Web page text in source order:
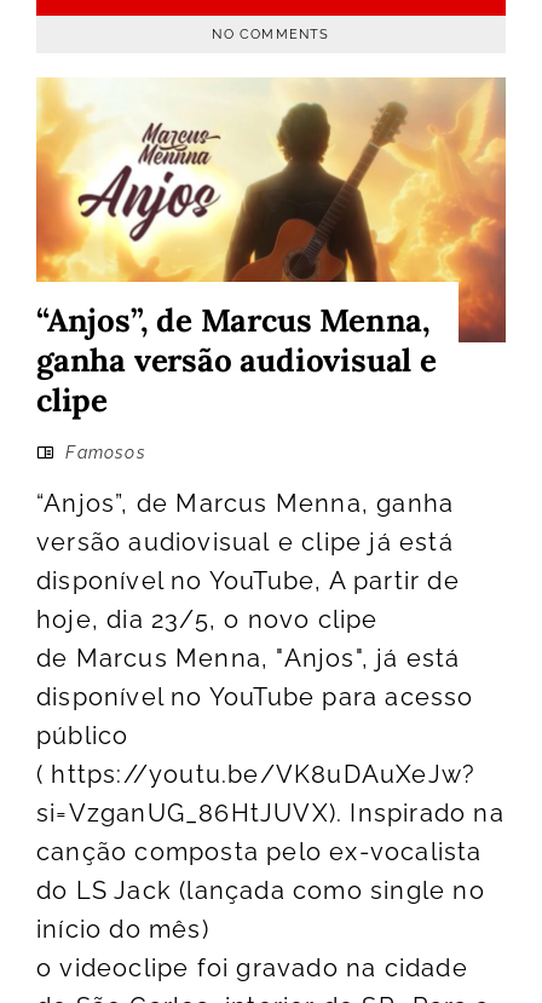
NO COMMENTS
“Anjos”, de Marcus Menna,
ganha versão audiovisual e
clipe
Famosos
“Anjos”, de Marcus Menna, ganha
versão audiovisual e clipe já está
disponível no YouTube, A partir de
hoje, dia 23/5, o novo clipe
de Marcus Menna, "Anjos", já está
disponível no YouTube para acesso
público
( https://youtu.be/VK8uDAuXeJw?
si=VzganUG_86HtJUVX). Inspirado na
canção composta pelo ex-vocalista
do LS Jack (lançada como single no
início do mês)
o videoclipe foi gravado na cidade